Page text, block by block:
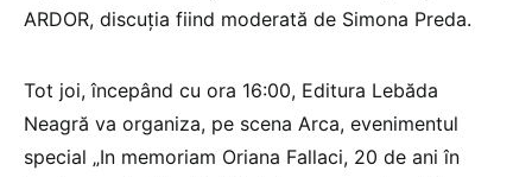
ARDOR, discuția fiind moderată de Simona Preda.
Tot joi, începând cu ora 16:00, Editura Lebăda
Neagră va organiza, pe scena Arca, evenimentul
special „In memoriam Oriana Fallaci, 20 de ani în